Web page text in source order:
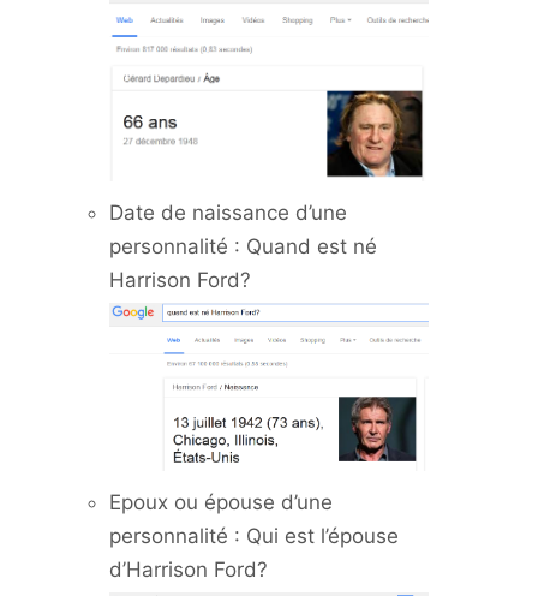
Date de naissance d’une
personnalité : Quand est né
Harrison Ford?
Epoux ou épouse d’une
personnalité : Qui est l’épouse
d’Harrison Ford?